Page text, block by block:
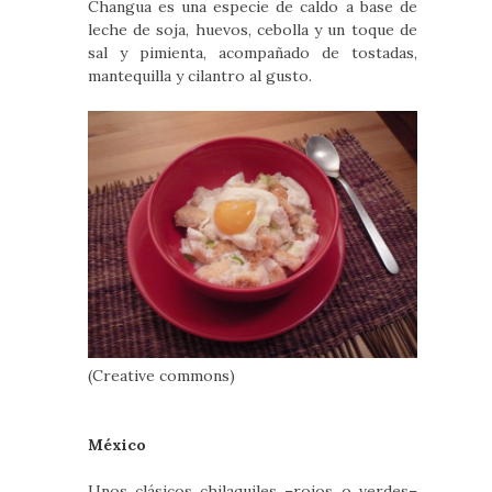
Changua es una especie de caldo a base de
leche de soja, huevos, cebolla y un toque de
sal y pimienta, acompañado de tostadas,
mantequilla y cilantro al gusto.
(Creative commons)
México